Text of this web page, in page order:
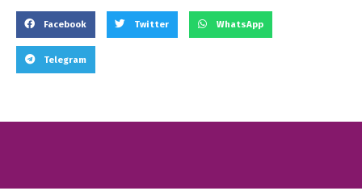
Facebook Twitter WhatsApp
Telegram